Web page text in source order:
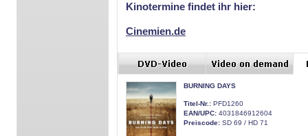
Kinotermine findet ihr hier:
Cinemien.de
BURNING DAYS
Titel-Nr.: PFD1260
EAN/UPC: 4031846912604
Preiscode: SD 69 / HD 71